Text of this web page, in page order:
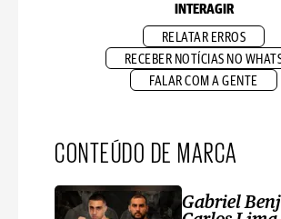
INTERAGIR
RELATAR ERROS
RECEBER NOTÍCIAS NO
FALAR COM A GENTE
CONTEÚDO DE MARCA
Gabriel